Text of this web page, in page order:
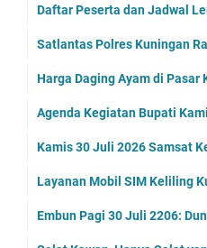
Daftar Peserta dan Jadwal
Satlantas Polres Kuningan
Harga Daging Ayam di Pasar
Agenda Kegiatan Bupati
Kamis 30 Juli 2026 Samsat
Layanan Mobil SIM Keliling
Embun Pagi 30 Juli 2206: